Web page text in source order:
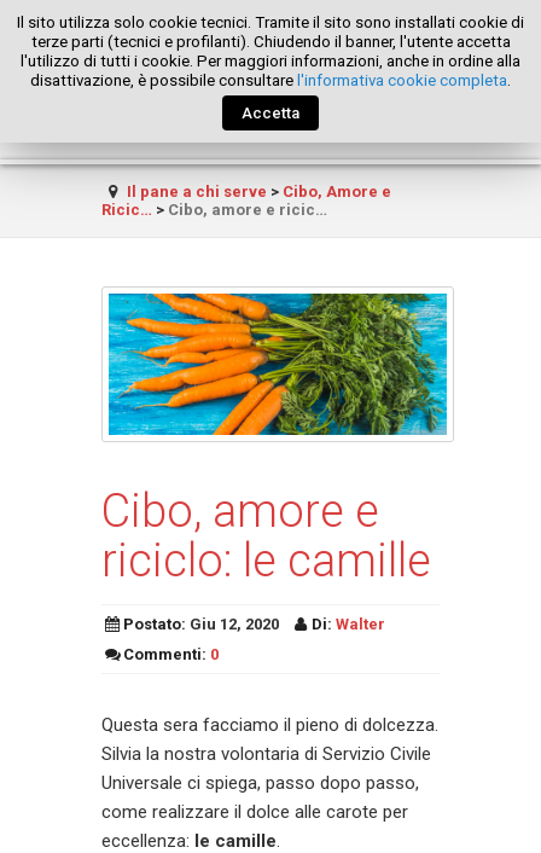
Il pane a chi serve > Cibo, Amore e
Ricic… > Cibo, amore e ricic…
Cibo, amore e
riciclo: le camille
Postato: Giu 12, 2020 Di: Walter
Commenti: 0
Questa sera facciamo il pieno di dolcezza.
Silvia la nostra volontaria di Servizio Civile
Universale ci spiega, passo dopo passo,
come realizzare il dolce alle carote per
eccellenza: le camille.
Il sito utilizza solo cookie tecnici. Tramite il sito sono installati cookie di
terze parti (tecnici e profilanti). Chiudendo il banner, l'utente accetta
l'utilizzo di tutti i cookie. Per maggiori informazioni, anche in ordine alla
disattivazione, è possibile consultare l'informativa cookie completa
Accetta